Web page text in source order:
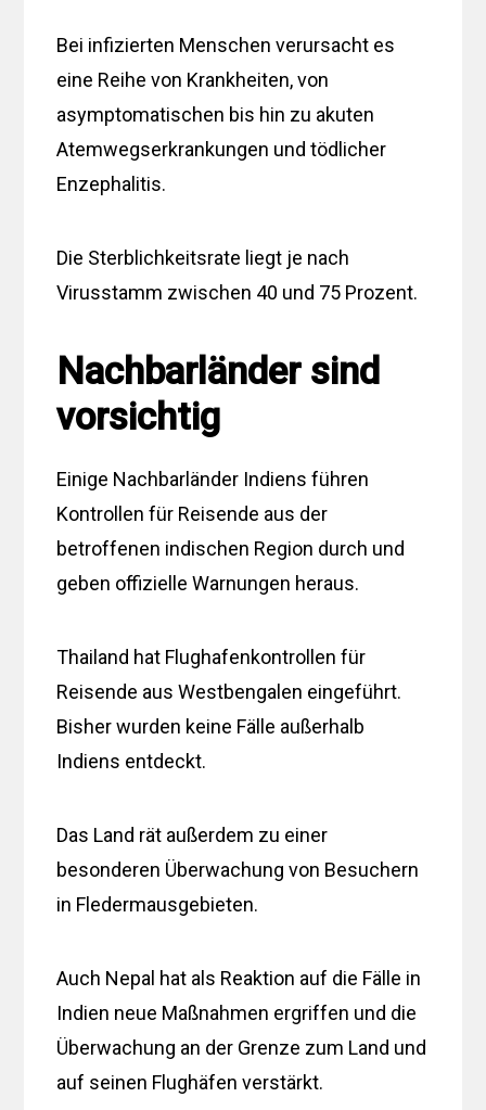
Bei infizierten Menschen verursacht es
eine Reihe von Krankheiten, von
asymptomatischen bis hin zu akuten
Atemwegserkrankungen und tödlicher
Enzephalitis.
Die Sterblichkeitsrate liegt je nach
Virusstamm zwischen 40 und 75 Prozent.
Nachbarländer sind
vorsichtig
Einige Nachbarländer Indiens führen
Kontrollen für Reisende aus der
betroffenen indischen Region durch und
geben offizielle Warnungen heraus.
Thailand hat Flughafenkontrollen für
Reisende aus Westbengalen eingeführt.
Bisher wurden keine Fälle außerhalb
Indiens entdeckt.
Das Land rät außerdem zu einer
besonderen Überwachung von Besuchern
in Fledermausgebieten.
Auch Nepal hat als Reaktion auf die Fälle in
Indien neue Maßnahmen ergriffen und die
Überwachung an der Grenze zum Land und
auf seinen Flughäfen verstärkt.